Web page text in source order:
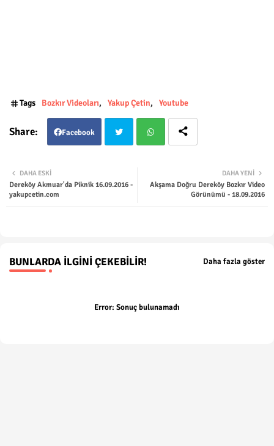
Tags Bozkır Videoları Yakup Çetin Youtube
Facebook
ter tsap
DAHA YENI
Akşama Doğru Dereköy Bozkır Video
Görünümü - 18.09.2016
DAHA ESKI
Dereköy Akmuar'da Piknik 16.09.2016 -
yakupcetin.com
BUNLARDA İLGINI ÇEKEBILIR! Daha fazla göster
Error: Sonuç bulunamadı